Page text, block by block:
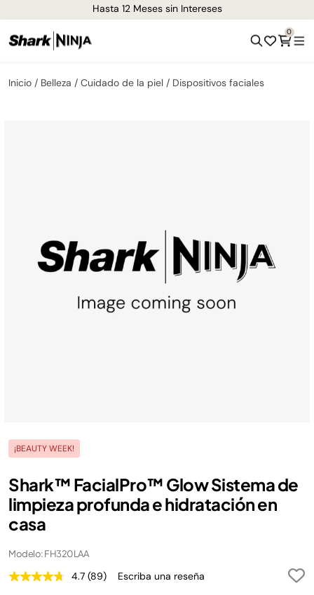
¡Envíos GRATIS de 1-3 días en todo el país!
0
Inicio Belleza Cuidado de la piel Dispositivos faciales
¡BEAUTY WEEK!
Shark™ FacialPro™ Glow Sistema de
limpieza profunda e hidratación en
casa
Modelo: FH320LAA
4.7 Lea
(89) Escriba una reseña